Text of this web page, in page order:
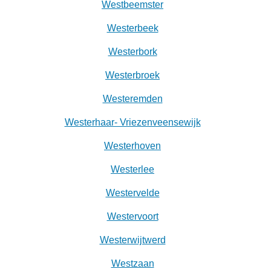
Westbeemster
Westerbeek
Westerbork
Westerbroek
Westeremden
Westerhaar- Vriezenveensewijk
Westerhoven
Westerlee
Westervelde
Westervoort
Westerwijtwerd
Westzaan